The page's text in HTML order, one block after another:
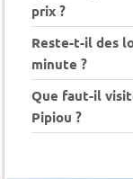
prix ?
Reste-t-il des
minute ?
Que faut-il
Pipiou ?